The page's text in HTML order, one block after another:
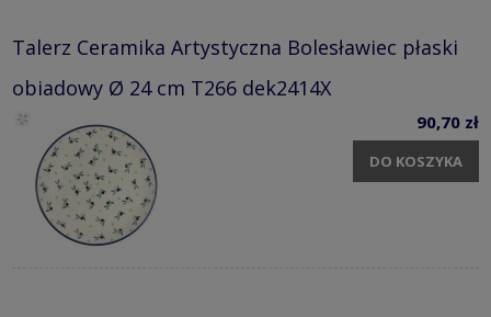
Talerz Ceramika Artystyczna Bolesławiec płaski
obiadowy Ø 24 cm T266 dek2414X
90,70 zł
DO KOSZYKA